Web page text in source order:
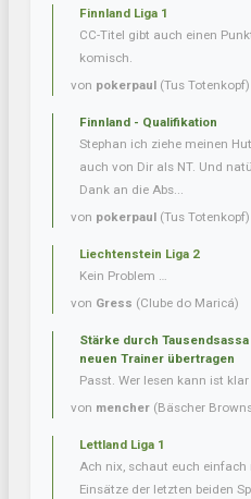
Finnland Liga 1
CC-Titel gibt auch einen
komisch.
von pokerpaul (Tus Totenkopf)
Finnland - Qualifikation
Stephan ich ziehe meinen
auch von Dir als NT. Und
Dank an die Abs...
von pokerpaul (Tus Totenkopf)
Liechtenstein Liga 2
Kein Problem …
von Gress (Clube do Maricá)
Stärke durch
neuen Trainer übertragen
Passt. Wer lesen kann ist
von mencher (Bäscher
Lettland Liga 1
Ach nix, schaut euch
Einsätze der letzten beiden